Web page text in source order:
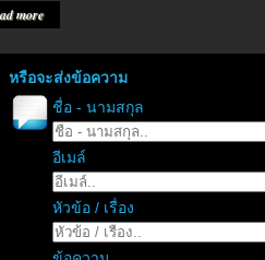
more
หรือจะส่งข้อความ
ชื่อ - นามสกุล
อีเมล์
หัวข้อ / เรื่อง